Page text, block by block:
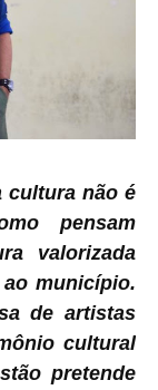
cultura não é
pensam
valorizada
município.
de artistas
cultural
pretende